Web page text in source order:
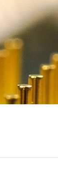
测试
概伦
R&S 网
Farran毫
晶圆级动态